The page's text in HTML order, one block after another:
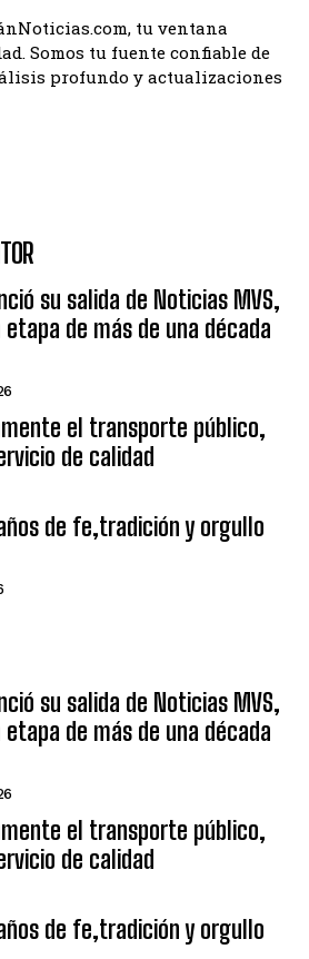
tu ventana
Somos tu fuente confiable de
profundo y actualizaciones
su salida de Noticias MVS,
de más de una década
el transporte público,
de calidad
de fe,tradición y orgullo
su salida de Noticias MVS,
de más de una década
el transporte público,
de calidad
de fe,tradición y orgullo